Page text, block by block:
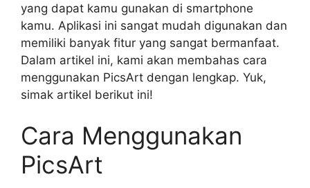
yang dapat kamu gunakan di smartphone
kamu. Aplikasi ini sangat mudah digunakan dan
memiliki banyak fitur yang sangat bermanfaat.
Dalam artikel ini, kami akan membahas cara
menggunakan PicsArt dengan lengkap. Yuk,
simak artikel berikut ini!
Cara Menggunakan
PicsArt